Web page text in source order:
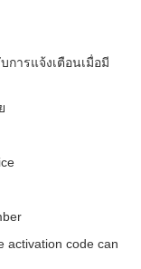
ารแจ้งเตือนเมื่อมี
activation code can